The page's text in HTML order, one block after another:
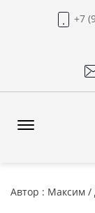
+7
Автор : Максим /